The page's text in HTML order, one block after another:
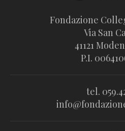
Fondazione
Via San
41121
P.I.
tel.